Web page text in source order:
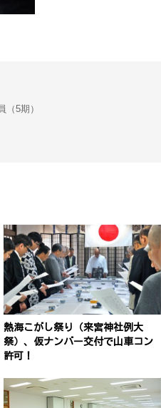
員（5期）
熱海こがし祭り（来宮神社例大
祭）、仮ナンバー交付で山車コン
許可！